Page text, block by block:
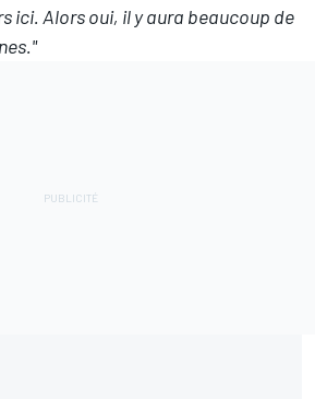
ici. Alors oui, il y aura beaucoup de